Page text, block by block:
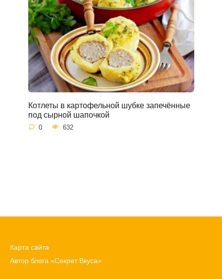
Котлеты в картофельной шубке запечённые
под сырной шапочкой
0 632
Карта сайта
Автор блога «Секрет Вкуса»